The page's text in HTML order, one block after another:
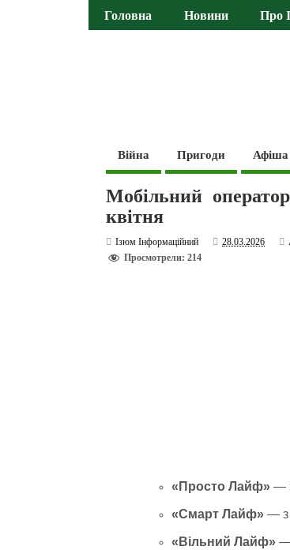
Головна Новини Про
Війна Пригоди Афіша
Мобільний
квітня
Ізюм Інформаційний 28.03.2026
Просмотрели: 214
«Просто Лайф»— з
«Смарт Лайф»— з
«Вільний Лайф»—